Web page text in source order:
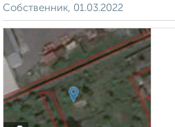
Собственник, 01.03.2022